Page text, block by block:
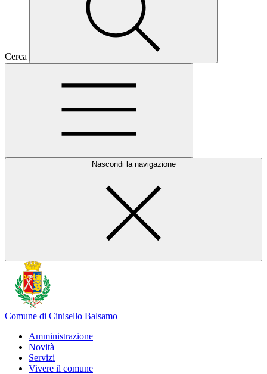
Cerca
Nascondi la navigazione
Comune di Cinisello Balsamo
Amministrazione
Novità
Servizi
Vivere il comune